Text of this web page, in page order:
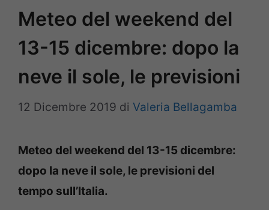
Meteo del weekend del
13-15 dicembre: dopo la
neve il sole, le previsioni
12 Dicembre 2019 di Valeria Bellagamba
Meteo del weekend del 13-15 dicembre:
dopo la neve il sole, le previsioni del
tempo sull’Italia.